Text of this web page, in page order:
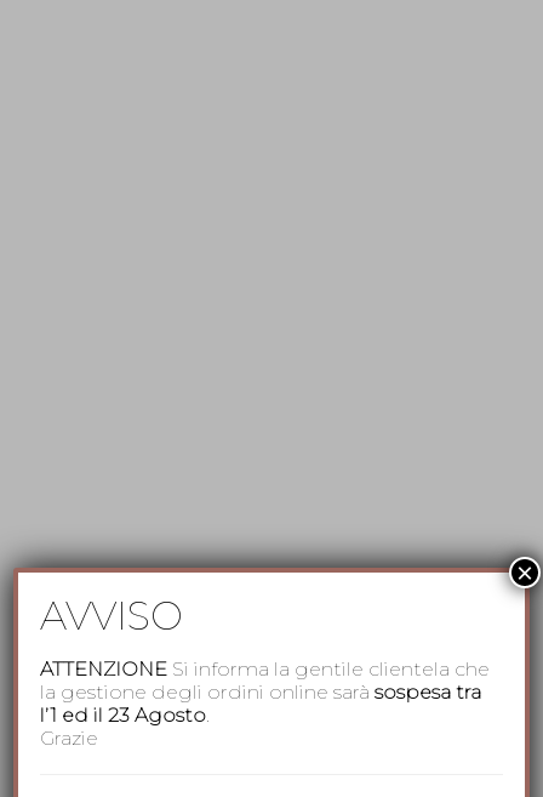
AVVISO
ATTENZIONE Si informa la gentile clientela che
la gestione degli ordini online saràsospesa tra
l’1 ed il 23 Agosto
Grazie
×